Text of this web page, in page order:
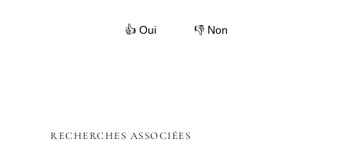
👍 Oui 👎 Non
RECHERCHES ASSOCIÉES